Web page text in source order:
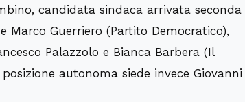
candidata sindaca arrivata seconda
Marco Guerriero (Partito Democratico),
Palazzolo e Bianca Barbera (Il
autonoma siede invece Giovanni